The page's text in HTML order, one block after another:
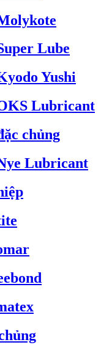
Lube
Yushi
Lubricant
chủng
Lubricant